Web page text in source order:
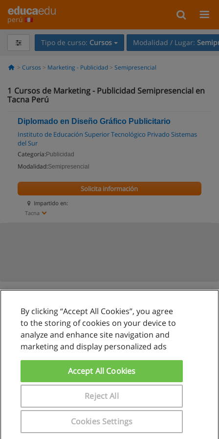
perú
Tipo de curso: Cursos Modalidad / Lugar:
Cursos Marketing - Publicidad Semipresencial
1 Cursos de Marketing - Publicidad Semipresencial en
Tacna Perú
Diplomado en Diseño Gráfico Publicitario
Instituto de Educación Superior Tecnológico Privado Sistemas
del Sur
Categoría: Publicidad
Modalidad:Semipresencial
Impartido en:
Tacna
Solicita información
Reglas de uso
Privacidad de datos
www.educaedu.com.pe
By clicking “Accept All Cookies”, you agree
to the storing of cookies on your device to
analyze and enhance site navigation and
marketing and display personalized ads
Cookies Settings
Reject All
Accept All Cookies